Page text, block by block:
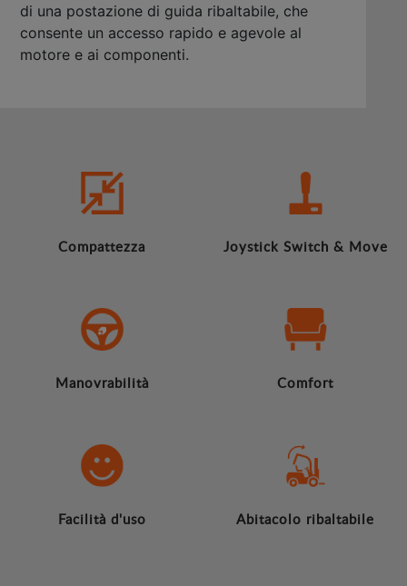
di una postazione di guida ribaltabile, che
consente un accesso rapido e agevole al
motore e ai componenti.
Compattezza Joystick Switch & Move
Manovrabilità Comfort
Facilità d'uso Abitacolo ribaltabile